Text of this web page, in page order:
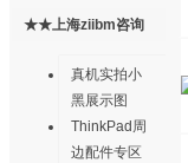
★★上海ziibm咨询
真机实拍小
黑展示图
ThinkPad周
边配件专区